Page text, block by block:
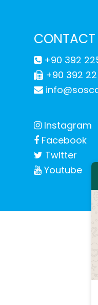
CONTACT
+90 392
+90 392
Instagram
Facebook
Twitter
Youtube